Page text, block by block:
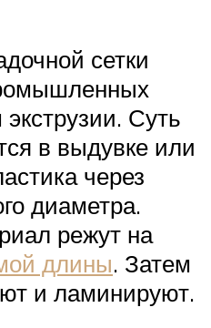
сетки
Суть
в выдувке или
через
диаметра.
режут на
длины. Затем
и ламинируют.